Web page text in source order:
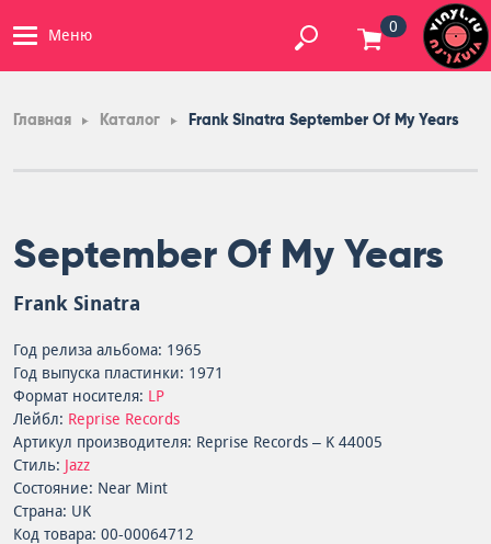
Меню 0
Главная Каталог Frank Sinatra September Of My Years
September Of My Years
Frank Sinatra
Год релиза альбома: 1965
Год выпуска пластинки: 1971
Формат носителя: LP
Лейбл: Reprise Records
Артикул производителя: Reprise Records – K 44005
Стиль: Jazz
Состояние: Near Mint
Страна: UK
Код товара: 00-00064712